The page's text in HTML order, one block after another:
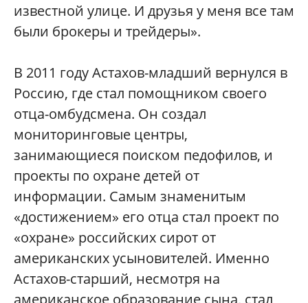
известной улице. И друзья у меня все там
были брокеры и трейдеры».
В 2011 году Астахов-младший вернулся в
Россию, где стал помощником своего
отца-омбудсмена. Он создал
мониторинговые центры,
занимающиеся поиском педофилов, и
проекты по охране детей от
информации. Самым знаменитым
«достижением» его отца стал проект по
«охране» российских сирот от
американских усыновителей. Именно
Астахов-старший, несмотря на
американское образование сына, стал